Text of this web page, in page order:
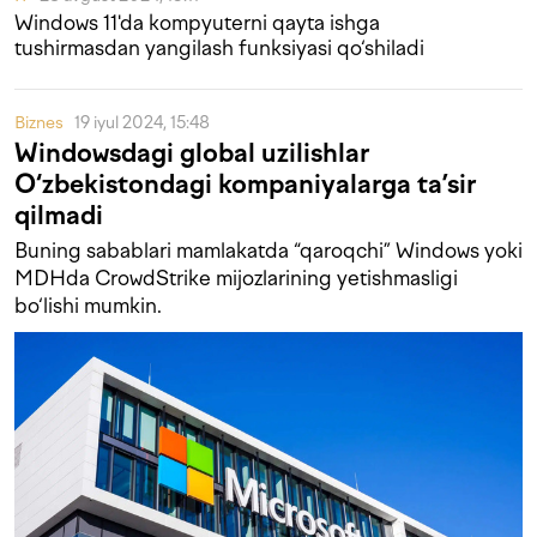
Windows 11'da kompyuterni qayta ishga
tushirmasdan yangilash funksiyasi qo‘shiladi
Biznes 19 iyul 2024, 15:48
Windowsdagi global uzilishlar
O‘zbekistondagi kompaniyalarga ta’sir
qilmadi
Buning sabablari mamlakatda “qaroqchi” Windows yoki
MDHda CrowdStrike mijozlarining yetishmasligi
bo‘lishi mumkin.